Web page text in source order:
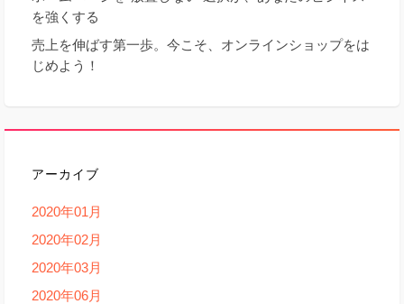
を強くする
売上を伸ばす第一歩。今こそ、オンラインショップをは
じめよう！
アーカイブ
2020年01月
2020年02月
2020年03月
2020年06月